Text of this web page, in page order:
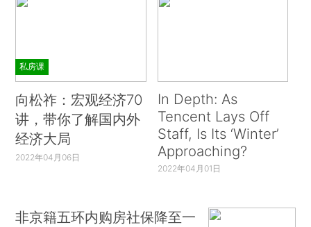
私房课
向松祚：宏观经济70
讲，带你了解国内外
经济大局
2022年04月06日
In Depth: As
Tencent Lays Off
Staff, Is Its ‘Winter’
Approaching?
2022年04月01日
非京籍五环内购房社保降至一